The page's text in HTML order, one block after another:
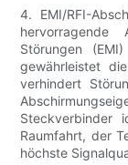
4. EMI/RFI-
hervorragende
Störungen
gewährleistet
verhindert
Steckverbinder
Raumfahrt, der
höchste